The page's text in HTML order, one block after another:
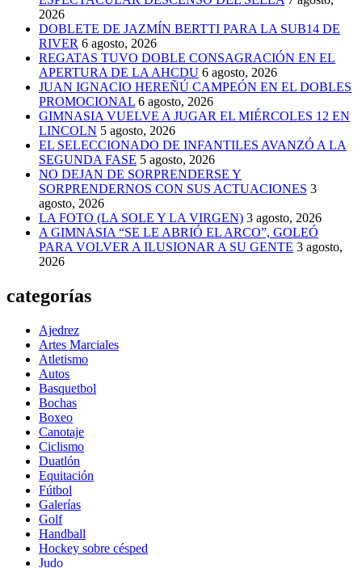
2026
DOBLETE DE JAZMÍN BERTTI PARA LA SUB14 DE
RIVER 6 agosto, 2026
REGATAS TUVO DOBLE CONSAGRACIÓN EN EL
APERTURA DE LA AHCDU 6 agosto, 2026
JUAN IGNACIO HEREÑÚ CAMPEÓN EN EL DOBLES
PROMOCIONAL 6 agosto, 2026
GIMNASIA VUELVE A JUGAR EL MIÉRCOLES 12 EN
LINCOLN 5 agosto, 2026
EL SELECCIONADO DE INFANTILES AVANZÓ A LA
SEGUNDA FASE 5 agosto, 2026
NO DEJAN DE SORPRENDERSE Y
SORPRENDERNOS CON SUS ACTUACIONES 3
agosto, 2026
LA FOTO (LA SOLE Y LA VIRGEN) 3 agosto, 2026
A GIMNASIA “SE LE ABRIÓ EL ARCO”, GOLEÓ
PARA VOLVER A ILUSIONAR A SU GENTE 3 agosto,
2026
categorías
Ajedrez
Artes Marciales
Atletismo
Autos
Basquetbol
Bochas
Boxeo
Canotaje
Ciclismo
Duatlón
Equitación
Fútbol
Galerías
Golf
Handball
Hockey sobre césped
Judo